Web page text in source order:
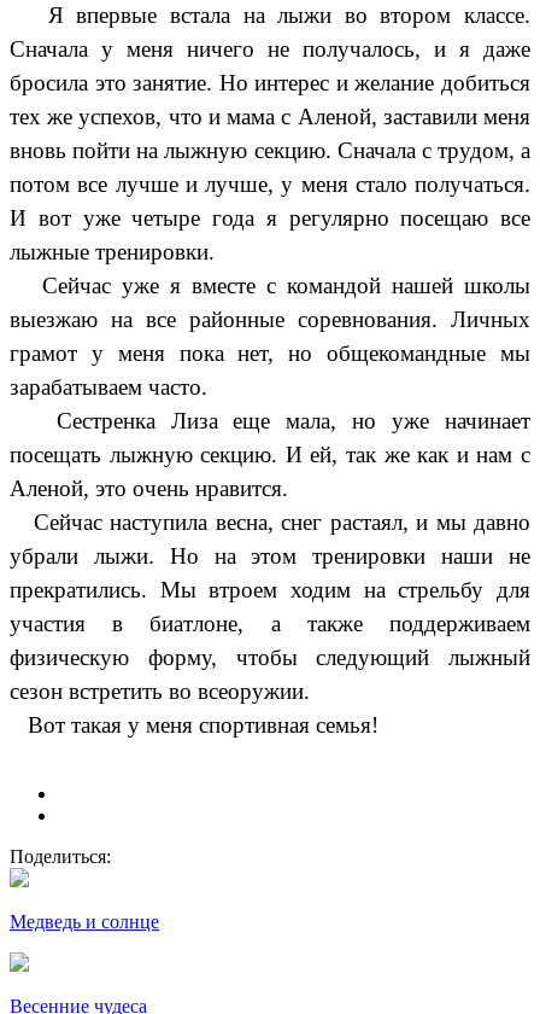
Я впервые встала на лыжи во втором классе.
Сначала у меня ничего не получалось, и я даже
бросила это занятие. Но интерес и желание добиться
тех же успехов, что и мама с Аленой, заставили меня
вновь пойти на лыжную секцию. Сначала с трудом, а
потом все лучше и лучше, у меня стало получаться.
И вот уже четыре года я регулярно посещаю все
лыжные тренировки.
Сейчас уже я вместе с командой нашей школы
выезжаю на все районные соревнования. Личных
грамот у меня пока нет, но общекомандные мы
зарабатываем часто.
Сестренка Лиза еще мала, но уже начинает
посещать лыжную секцию. И ей, так же как и нам с
Аленой, это очень нравится.
Сейчас наступила весна, снег растаял, и мы давно
убрали лыжи. Но на этом тренировки наши не
прекратились. Мы втроем ходим на стрельбу для
участия в биатлоне, а также поддерживаем
физическую форму, чтобы следующий лыжный
сезон встретить во всеоружии.
Вот такая у меня спортивная семья!
Поделиться:
Медведь и солнце
Весенние чудеса